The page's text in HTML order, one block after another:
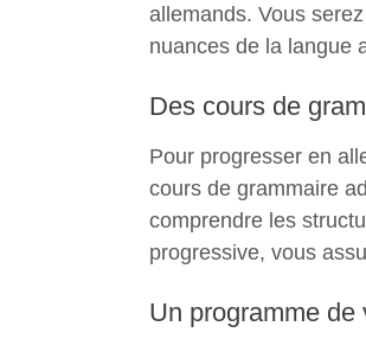
allemands. Vous
nuances de la langue
Des cours de
Pour progresser en
cours de grammaire
comprendre les
progressive, vous
Un programme